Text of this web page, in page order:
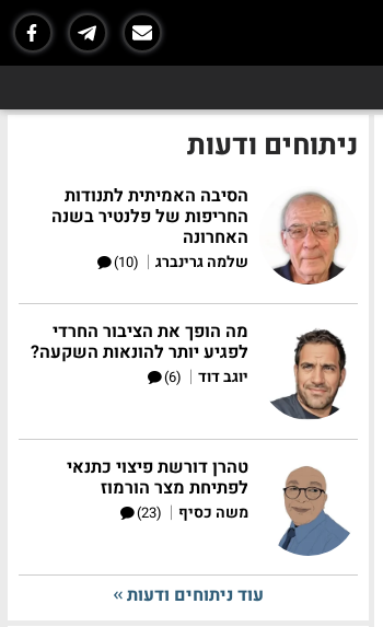
ניתוחים ודעות
הסיבה האמיתית לתנודות
החריפות של פלנטיר בשנה
האחרונה
שלמה גרינברג |
(10)
מה הופך את הציבור החרדי
לפגיע יותר להונאות השקעה?
יוגב דוד |
(6)
טהרן דורשת פיצוי כתנאי
לפתיחת מצר הורמוז
משה כסיף |
(23)
עוד ניתוחים ודעות